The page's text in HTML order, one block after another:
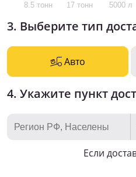
8.5 тонн 17 тонн 5000 л
3. Выберите тип
Авто
4. Укажите пункт
Если